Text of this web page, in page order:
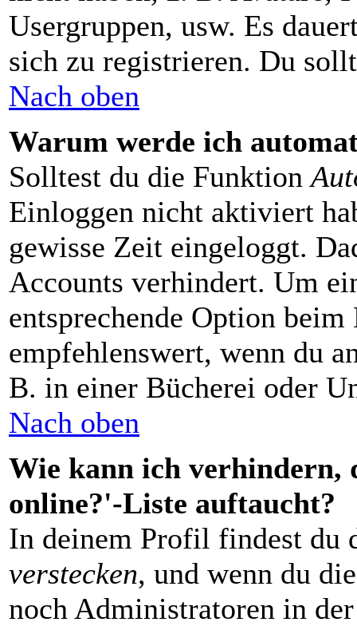
Usergruppen, usw. Es
sich zu registrieren. Du
Nach oben
Warum werde ich
Solltest du die Funktion
Einloggen nicht aktiviert
gewisse Zeit eingeloggt.
Accounts verhindert. Um
entsprechende Option
empfehlenswert, wenn du
B. in einer Bücherei oder
Nach oben
Wie kann ich verhindern,
online?'-Liste auftaucht?
In deinem Profil findest du
verstecken, und wenn du
noch Administratoren in